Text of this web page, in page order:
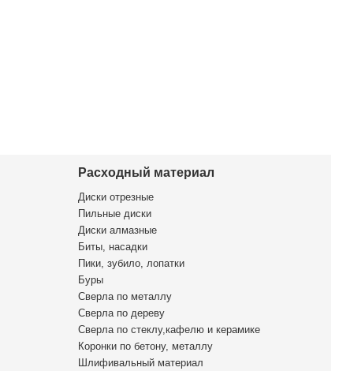
Расходный материал
Диски отрезные
Пильные диски
Диски алмазные
Биты, насадки
Пики, зубило, лопатки
Буры
Сверла по металлу
Сверла по дереву
Сверла по стеклу,кафелю и керамике
Коронки по бетону, металлу
Шлифивальный материал